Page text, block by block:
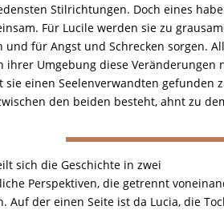
Stilrichtungen. Doch eines
Für Lucile werden sie zu
und für Angst und Schrecken sorgen.
ihrer Umgebung diese Veränderungen
einen Seelenverwandten gefunden
den beiden besteht, ahnt zu
sich die Geschichte in zwei
Perspektiven, die getrennt
Auf der einen Seite ist da Lucia, die